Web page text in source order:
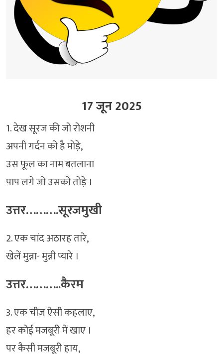
17 जून 2025
1. देख सूरज की जो रोशनी
अपनी गर्दन को है मोड़े,
उस फूल का नाम बतलाना
पाप लगे जो उसको तोड़े ।
उत्तर……….सूरजमुखी
2. एक चांद अठारह तारे,
खेलें मुन्ना- मुन्नी प्यारे ।
उत्तर………..कैरम
3. एक चीज ऐसी कहलाए,
हर कोई मजबूरी में खाए ।
पर कैसी मजबूरी हाय,